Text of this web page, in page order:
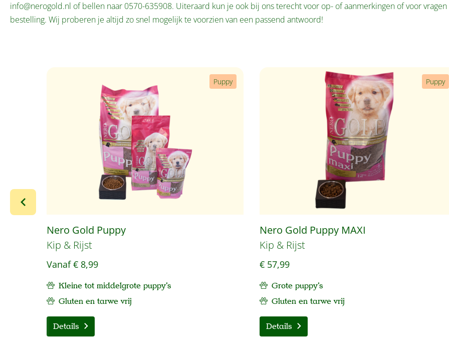
info@nerogold.nl of bellen naar 0570-635908. Uiteraard kun je ook bij ons terecht voor op- of aanmerkingen of voor vragen
bestelling. Wij proberen je altijd zo snel mogelijk te voorzien van een passend antwoord!
Puppy
Nero Gold Puppy
Kip & Rijst
Vanaf€ 8,99
Kleine tot middelgrote puppy's
Gluten en tarwe vrij
Details
Puppy
Nero Gold Puppy MAXI
Kip & Rijst
€ 57,99
Grote puppy's
Gluten en tarwe vrij
Details